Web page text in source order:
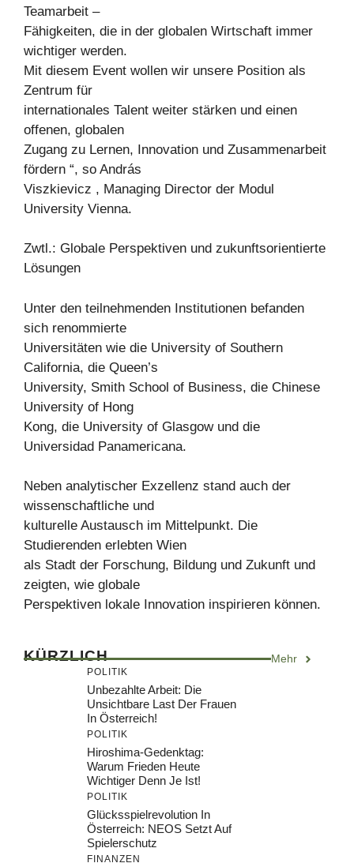
Teamarbeit –
Fähigkeiten, die in der globalen Wirtschaft immer
wichtiger werden.
Mit diesem Event wollen wir unsere Position als
Zentrum für
internationales Talent weiter stärken und einen
offenen, globalen
Zugang zu Lernen, Innovation und Zusammenarbeit
fördern “, so András
Viszkievicz , Managing Director der Modul
University Vienna.
Zwtl.: Globale Perspektiven und zukunftsorientierte
Lösungen
Unter den teilnehmenden Institutionen befanden
sich renommierte
Universitäten wie die University of Southern
California, die Queen’s
University, Smith School of Business, die Chinese
University of Hong
Kong, die University of Glasgow und die
Universidad Panamericana.
Neben analytischer Exzellenz stand auch der
wissenschaftliche und
kulturelle Austausch im Mittelpunkt. Die
Studierenden erlebten Wien
als Stadt der Forschung, Bildung und Zukunft und
zeigten, wie globale
Perspektiven lokale Innovation inspirieren können.
KÜRZLICH Mehr
POLITIK
Unbezahlte Arbeit: Die
Unsichtbare Last Der Frauen
In Österreich!
POLITIK
Hiroshima-Gedenktag:
Warum Frieden Heute
Wichtiger Denn Je Ist!
POLITIK
Glücksspielrevolution In
Österreich: NEOS Setzt Auf
Spielerschutz
FINANZEN